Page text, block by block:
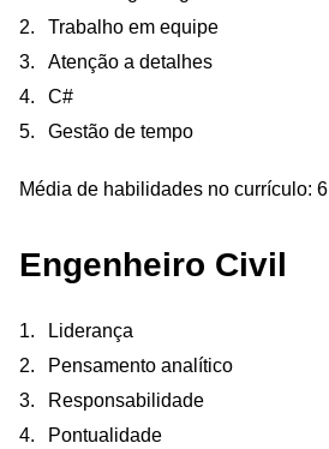
Trabalho em equipe
Atenção a detalhes
C#
Gestão de tempo
Média de habilidades no currículo: 6
Engenheiro Civil
Liderança
Pensamento analítico
Responsabilidade
Pontualidade